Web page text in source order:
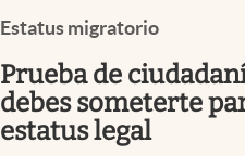
Espiritual
Streaming
Estatus migratorio
Prueba de
debes someterte
estatus legal